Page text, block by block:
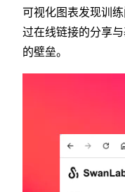
可视化图表发现训
过在线链接的分享
的壁垒。